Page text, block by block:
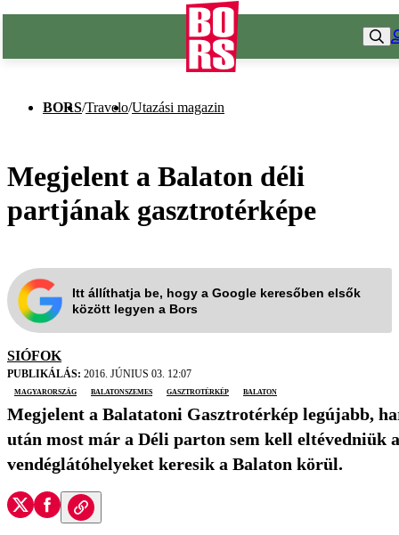
BORS/Travelo/Utazási magazin
Megjelent a Balaton déli
partjának gasztrotérképe
Itt állíthatja be, hogy a Google keresőben elsők
között legyen a Bors
SIÓFOK
PUBLIKÁLÁS: 2016. JÚNIUS 03. 12:07
Magyarország
Balatonszemes gasztrotérkép Balaton
Megjelent a Balatatoni Gasztrotérkép legújabb,
után most már a Déli parton sem kell eltévedniük
vendéglátóhelyeket keresik a Balaton körül.